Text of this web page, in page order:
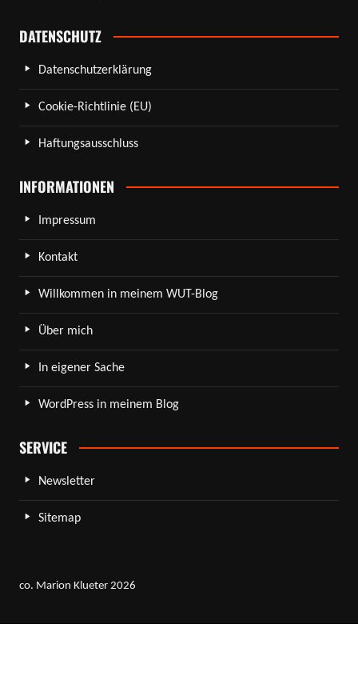
DATENSCHUTZ
Datenschutzerklärung
Cookie-Richtlinie (EU)
Haftungsausschluss
INFORMATIONEN
Impressum
Kontakt
Willkommen in meinem WUT-Blog
Über mich
In eigener Sache
WordPress in meinem Blog
SERVICE
Newsletter
Sitemap
co. Marion Klueter 2026